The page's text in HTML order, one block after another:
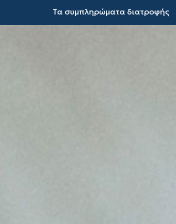
Τα συμπληρώματα διατροφής